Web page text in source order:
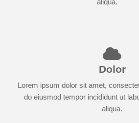
aliqua.
Dolor
Lorem ipsum dolor sit amet,
do eiusmod tempor incididunt ut
aliqua.